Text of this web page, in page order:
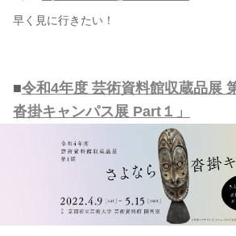
早く見に行きたい！
■令和4年度 芸術資料館収蔵品展
沓掛キャンパス展 Part１」